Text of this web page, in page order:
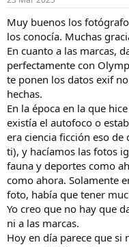
mi, no es el paisaje en si,
tiempo y planificacion,
incluso de esperar años
porque cualquier momento
Con las plumas, al igual
te lo puede reafirmar,
planificacion y
porque no con cualquier
OlympusOMSystem se
de nocturnas es un campo
Mientras que el street, que
intelectual de encajar el
algo que puedes hacer
movil... No es algo que
Pero eso no quita, y lo
en cualquier estilo
un mundo de texturas,
encuadres y planificacion
Muy buenos los
los conocía. Muchas
En cuanto a las marcas,
perfectamente con
te ponen los datos exif
hechas.
En la época en la que
existía el autofoco o
era ciencia ficción eso
ti), y hacíamos las fotos
fauna y deportes como
como ahora. Solamente
foto, había que tener
Yo creo que no hay que
ni a las marcas.
Hoy en día parece que